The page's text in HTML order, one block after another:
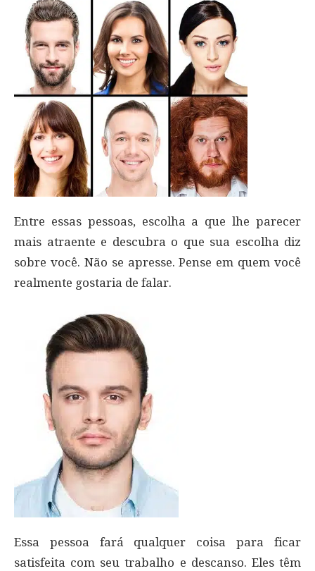
Entre essas pessoas, escolha a que lhe parecer
mais atraente e descubra o que sua escolha diz
sobre você. Não se apresse. Pense em quem você
realmente gostaria de falar.
Essa pessoa fará qualquer coisa para ficar
satisfeita com seu trabalho e descanso. Eles têm